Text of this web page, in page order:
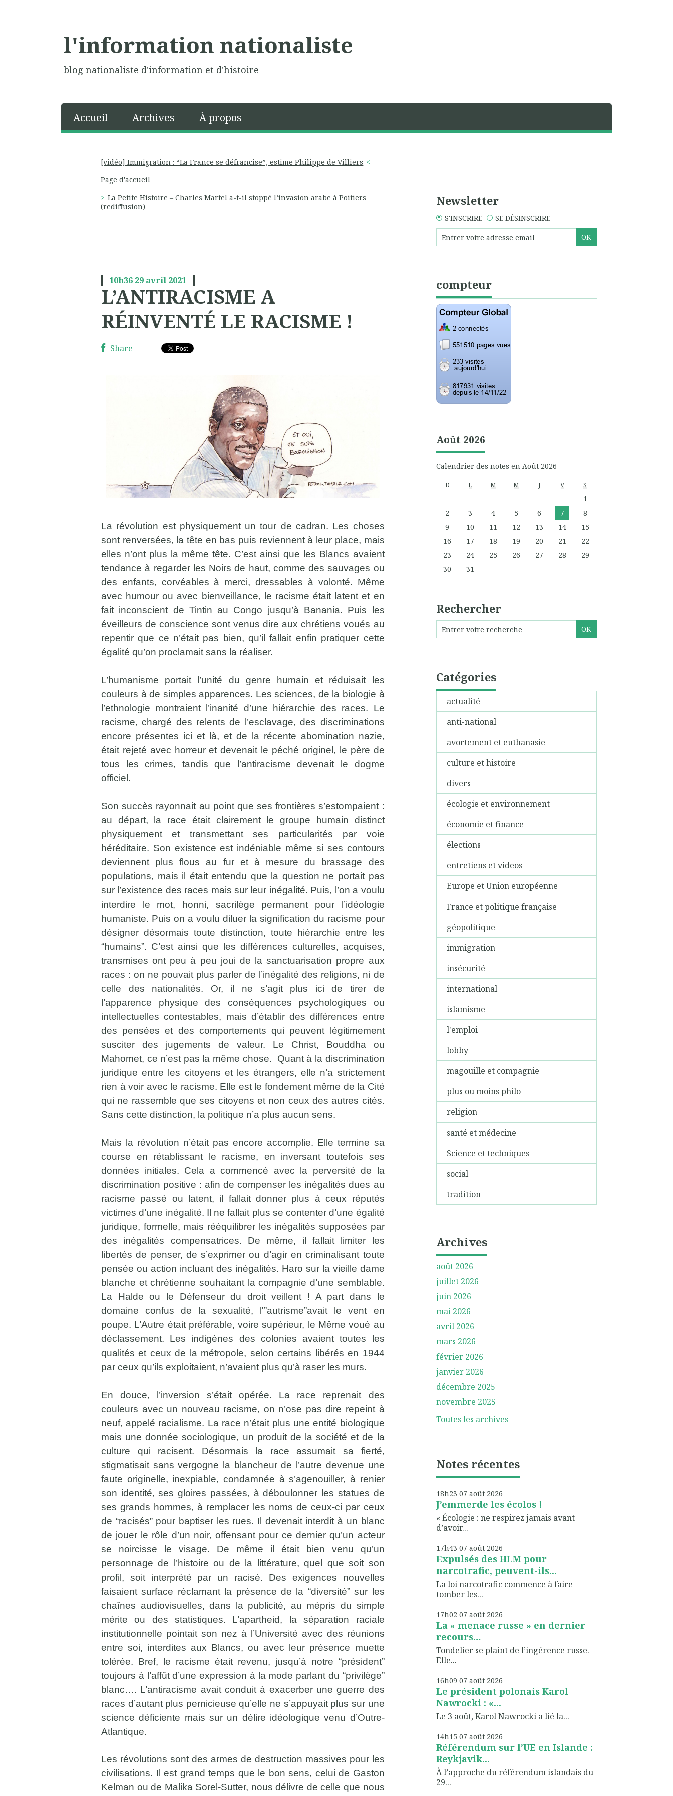
l'information nationaliste
blog nationaliste d'information et d'histoire
Accueil Archives À propos
[vidéo] Immigration : “La France se défrancise”, estime Philippe de Villiers
Page d'accueil
La Petite Histoire – Charles Martel a-t-il stoppé l’invasion arabe à Poitiers
(rediffusion)
10h36 29 avril 2021
L’ANTIRACISME A
RÉINVENTÉ LE RACISME !
Share
La révolution est physiquement un tour de cadran. Les choses
sont renversées, la tête en bas puis reviennent à leur place, mais
elles n’ont plus la même tête. C’est ainsi que les Blancs avaient
tendance à regarder les Noirs de haut, comme des sauvages ou
des enfants, corvéables à merci, dressables à volonté. Même
avec humour ou avec bienveillance, le racisme était latent et en
fait inconscient de Tintin au Congo jusqu’à Banania. Puis les
éveilleurs de conscience sont venus dire aux chrétiens voués au
repentir que ce n’était pas bien, qu’il fallait enfin pratiquer cette
égalité qu’on proclamait sans la réaliser.
L’humanisme portait l’unité du genre humain et réduisait les
couleurs à de simples apparences. Les sciences, de la biologie à
l’ethnologie montraient l’inanité d’une hiérarchie des races. Le
racisme, chargé des relents de l’esclavage, des discriminations
encore présentes ici et là, et de la récente abomination nazie,
était rejeté avec horreur et devenait le péché originel, le père de
tous les crimes, tandis que l’antiracisme devenait le dogme
officiel.
Son succès rayonnait au point que ses frontières s’estompaient :
au départ, la race était clairement le groupe humain distinct
physiquement et transmettant ses particularités par voie
héréditaire. Son existence est indéniable même si ses contours
deviennent plus flous au fur et à mesure du brassage des
populations, mais il était entendu que la question ne portait pas
sur l’existence des races mais sur leur inégalité. Puis, l’on a voulu
interdire le mot, honni, sacrilège permanent pour l’idéologie
humaniste. Puis on a voulu diluer la signification du racisme pour
désigner désormais toute distinction, toute hiérarchie entre les
“humains”. C’est ainsi que les différences culturelles, acquises,
transmises ont peu à peu joui de la sanctuarisation propre aux
races : on ne pouvait plus parler de l’inégalité des religions, ni de
celle des nationalités. Or, il ne s’agit plus ici de tirer de
l’apparence physique des conséquences psychologiques ou
intellectuelles contestables, mais d’établir des différences entre
des pensées et des comportements qui peuvent légitimement
susciter des jugements de valeur. Le Christ, Bouddha ou
Mahomet, ce n’est pas la même chose. Quant à la discrimination
juridique entre les citoyens et les étrangers, elle n’a strictement
rien à voir avec le racisme. Elle est le fondement même de la Cité
qui ne rassemble que ses citoyens et non ceux des autres cités.
Sans cette distinction, la politique n’a plus aucun sens.
Mais la révolution n’était pas encore accomplie. Elle termine sa
course en rétablissant le racisme, en inversant toutefois ses
données initiales. Cela a commencé avec la perversité de la
discrimination positive : afin de compenser les inégalités dues au
racisme passé ou latent, il fallait donner plus à ceux réputés
victimes d’une inégalité. Il ne fallait plus se contenter d’une égalité
juridique, formelle, mais rééquilibrer les inégalités supposées par
des inégalités compensatrices. De même, il fallait limiter les
libertés de penser, de s’exprimer ou d’agir en criminalisant toute
pensée ou action incluant des inégalités. Haro sur la vieille dame
blanche et chrétienne souhaitant la compagnie d’une semblable.
La Halde ou le Défenseur du droit veillent ! A part dans le
domaine confus de la sexualité, l'”autrisme”avait le vent en
poupe. L’Autre était préférable, voire supérieur, le Même voué au
déclassement. Les indigènes des colonies avaient toutes les
qualités et ceux de la métropole, selon certains libérés en 1944
par ceux qu’ils exploitaient, n’avaient plus qu’à raser les murs.
En douce, l’inversion s’était opérée. La race reprenait des
couleurs avec un nouveau racisme, on n’ose pas dire repeint à
neuf, appelé racialisme. La race n’était plus une entité biologique
mais une donnée sociologique, un produit de la société et de la
culture qui racisent. Désormais la race assumait sa fierté,
stigmatisait sans vergogne la blancheur de l’autre devenue une
faute originelle, inexpiable, condamnée à s’agenouiller, à renier
son identité, ses gloires passées, à déboulonner les statues de
ses grands hommes, à remplacer les noms de ceux-ci par ceux
de “racisés” pour baptiser les rues. Il devenait interdit à un blanc
de jouer le rôle d’un noir, offensant pour ce dernier qu’un acteur
se noircisse le visage. De même il était bien venu qu’un
personnage de l’histoire ou de la littérature, quel que soit son
profil, soit interprété par un racisé. Des exigences nouvelles
faisaient surface réclamant la présence de la “diversité” sur les
chaînes audiovisuelles, dans la publicité, au mépris du simple
mérite ou des statistiques. L’apartheid, la séparation raciale
institutionnelle pointait son nez à l’Université avec des réunions
entre soi, interdites aux Blancs, ou avec leur présence muette
tolérée. Bref, le racisme était revenu, jusqu’à notre “président”
toujours à l’affût d’une expression à la mode parlant du “privilège”
blanc…. L’antiracisme avait conduit à exacerber une guerre des
races d’autant plus pernicieuse qu’elle ne s’appuyait plus sur une
science déficiente mais sur un délire idéologique venu d’Outre-
Atlantique.
Les révolutions sont des armes de destruction massives pour les
civilisations. Il est grand temps que le bon sens, celui de Gaston
Kelman ou de Malika Sorel-Sutter, nous délivre de celle que nous
Newsletter
S'INSCRIRE SE DÉSINSCRIRE
compteur
Août 2026
Calendrier des notes en Août 2026
D L M M J V S
1
2
3 4 5 6 7
8
9
10 11 12 13 14
15
16
17 18 19 20 21
22
23
24 25 26 27 28
29
30
31
Rechercher
Catégories
actualité
anti-national
avortement et euthanasie
culture et histoire
divers
écologie et environnement
économie et finance
élections
entretiens et videos
Europe et Union européenne
France et politique française
géopolitique
immigration
insécurité
international
islamisme
l'emploi
lobby
magouille et compagnie
plus ou moins philo
religion
santé et médecine
Science et techniques
social
tradition
Archives
août 2026
juillet 2026
juin 2026
mai 2026
avril 2026
mars 2026
février 2026
janvier 2026
décembre 2025
novembre 2025
Toutes les archives
Notes récentes
18h23 07 août 2026
J’emmerde les écolos !
« Écologie : ne respirez jamais avant
d’avoir...
17h43 07 août 2026
Expulsés des HLM pour
narcotrafic, peuvent-ils...
La loi narcotrafic commence à faire
tomber les...
17h02 07 août 2026
La « menace russe » en dernier
recours…
Tondelier se plaint de l’ingérence russe.
Elle...
16h09 07 août 2026
Le président polonais Karol
Nawrocki : «...
Le 3 août, Karol Nawrocki a lié la...
14h15 07 août 2026
Référendum sur l’UE en Islande :
Reykjavik...
À l’approche du référendum islandais du
29...